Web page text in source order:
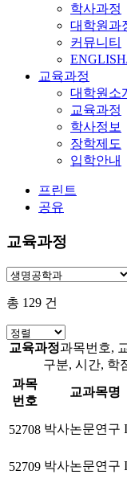
학사과정
대학원과
커뮤니티
교육과정
대학원소
교육과정
학사정보
장학제도
입학안내
프린트
공유
교육과정
총 129 건
교육과정과목번호,
구분, 시간, 학
과목
번호
교과목명
52708 박사논문연구 I
52709 박사논문연구